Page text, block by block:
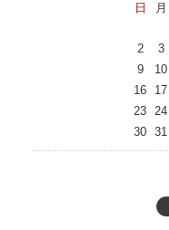
日 月
2
3
9
10
16
17
23 24
30 31